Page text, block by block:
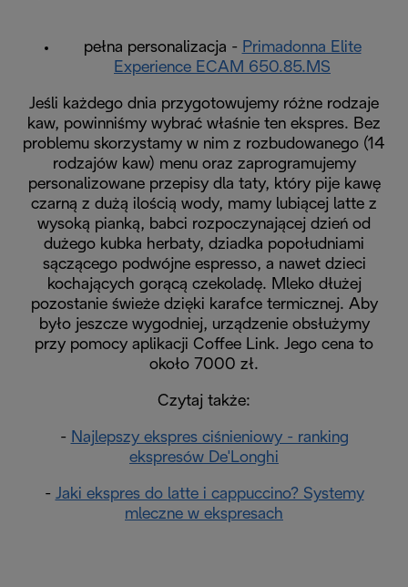
pełna personalizacja - Primadonna Elite
Experience ECAM 650.85.MS
Jeśli każdego dnia przygotowujemy różne rodzaje
kaw, powinniśmy wybrać właśnie ten ekspres. Bez
problemu skorzystamy w nim z rozbudowanego (14
rodzajów kaw) menu oraz zaprogramujemy
personalizowane przepisy dla taty, który pije kawę
czarną z dużą ilością wody, mamy lubiącej latte z
wysoką pianką, babci rozpoczynającej dzień od
dużego kubka herbaty, dziadka popołudniami
sączącego podwójne espresso, a nawet dzieci
kochających gorącą czekoladę. Mleko dłużej
pozostanie świeże dzięki karafce termicznej. Aby
było jeszcze wygodniej, urządzenie obsłużymy
przy pomocy aplikacji Coffee Link. Jego cena to
około 7000 zł.
Czytaj także:
- Najlepszy ekspres ciśnieniowy - ranking
ekspresów De'Longhi
- Jaki ekspres do latte i cappuccino? Systemy
mleczne w ekspresach